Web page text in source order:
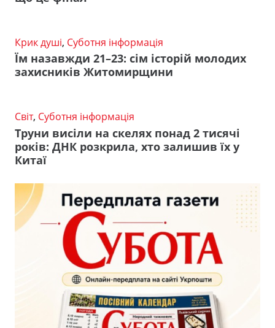
Крик душі, Суботня інформація
Їм назавжди 21–23: сім історій молодих
захисників Житомирщини
Світ, Суботня інформація
Труни висіли на скелях понад 2 тисячі
років: ДНК розкрила, хто залишив їх у
Китаї